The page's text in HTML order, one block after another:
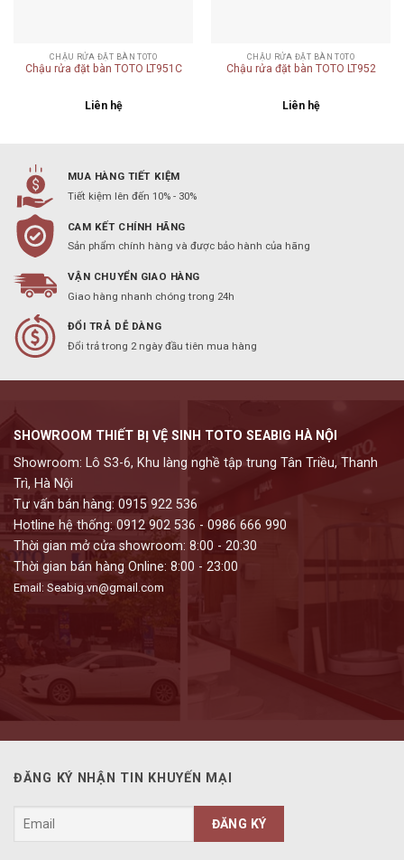
CHẬU RỬA ĐẶT BÀN TOTO
Chậu rửa đặt bàn TOTO LT951C
Liên hệ
CHẬU RỬA ĐẶT BÀN TOTO
Chậu rửa đặt bàn TOTO LT952
Liên hệ
MUA HÀNG TIẾT KIỆM
Tiết kiệm lên đến 10% - 30%
CAM KẾT CHÍNH HÃNG
Sản phẩm chính hàng và được bảo hành của hãng
VẬN CHUYỂN GIAO HÀNG
Giao hàng nhanh chóng trong 24h
ĐỔI TRẢ DỄ DÀNG
Đổi trả trong 2 ngày đầu tiên mua hàng
SHOWROOM THIẾT BỊ VỆ SINH TOTO SEABIG HÀ NỘI
Showroom: Lô S3-6, Khu làng nghề tập trung Tân Triều, Thanh
Trì, Hà Nội
Tư vấn bán hàng: 0915 922 536
Hotline hệ thống: 0912 902 536 - 0986 666 990
Thời gian mở cửa showroom: 8:00 - 20:30
Thời gian bán hàng Online: 8:00 - 23:00
Email: Seabig.vn@gmail.com
ĐĂNG KÝ NHẬN TIN KHUYẾN MẠI